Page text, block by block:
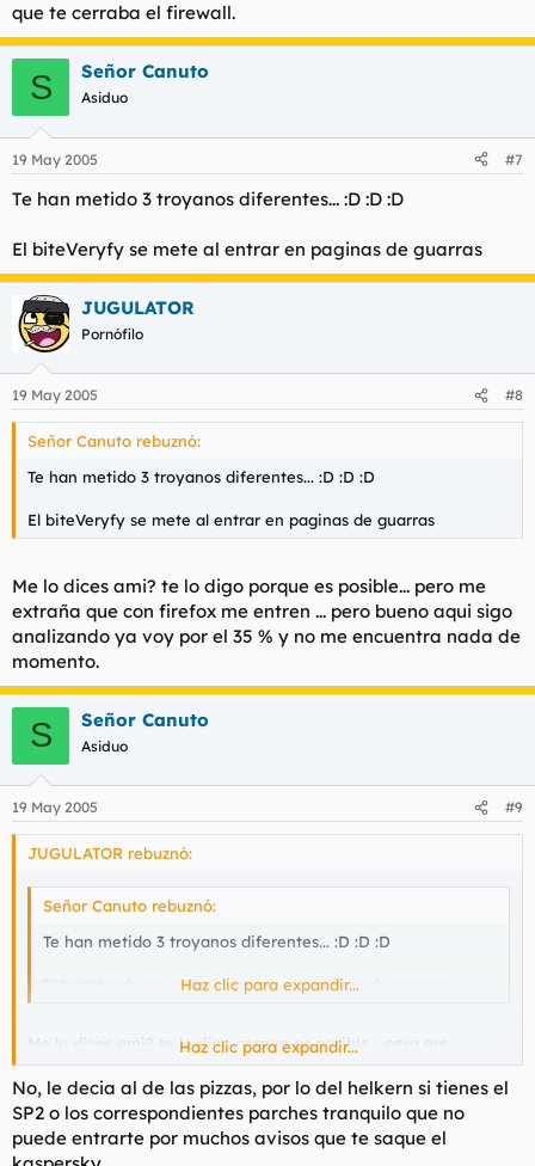
que te cerraba el firewall.
S Señor Canuto
Asiduo
19 May 2005 #7
Te han metido 3 troyanos diferentes... :D :D :D
El biteVeryfy se mete al entrar en paginas de guarras
JUGULATOR
Pornófilo
19 May 2005 #8
Señor Canuto rebuznó:
Te han metido 3 troyanos diferentes... :D :D :D
El biteVeryfy se mete al entrar en paginas de guarras
Me lo dices ami? te lo digo porque es posible... pero me
extraña que con firefox me entren ... pero bueno aqui sigo
analizando ya voy por el 35 % y no me encuentra nada de
momento.
S Señor Canuto
Asiduo
19 May 2005 #9
JUGULATOR rebuznó:
Señor Canuto rebuznó:
Te han metido 3 troyanos diferentes... :D :D :D
El biteVeryfy se mete al entrar en paginas de guarras
Haz clic para expandir...
Me lo dices ami? te lo digo porque es posible... pero me
extraña que con firefox me entren ... pero bueno aqui sigo
analizando ya voy por el 35 % y no me encuentra nada de
momento.
Haz clic para expandir...
No, le decia al de las pizzas, por lo del helkern si tienes el
SP2 o los correspondientes parches tranquilo que no
puede entrarte por muchos avisos que te saque el